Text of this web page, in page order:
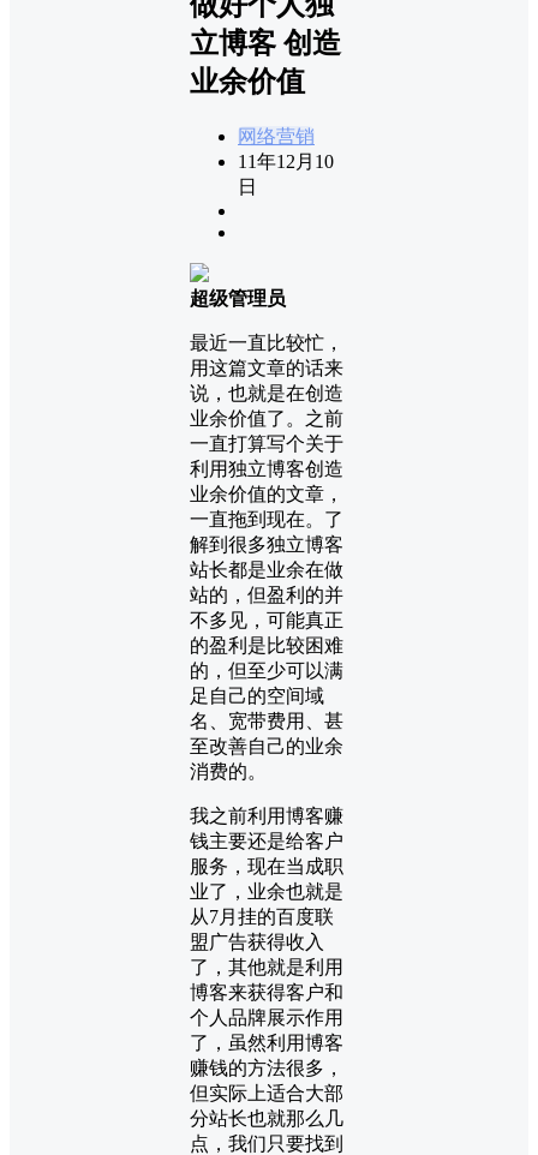
立博客 创造
业余价值
网络营销
11年12月10
日
超级管理员
最近一直比较忙，
用这篇文章的话来
说，也就是在创造
业余价值了。之前
一直打算写个关于
利用独立博客创造
业余价值的文章，
一直拖到现在。了
解到很多独立博客
站长都是业余在做
站的，但盈利的并
不多见，可能真正
的盈利是比较困难
的，但至少可以满
足自己的空间域
名、宽带费用、甚
至改善自己的业余
消费的。
我之前利用博客赚
钱主要还是给客户
服务，现在当成职
业了，业余也就是
从7月挂的百度联
盟广告获得收入
了，其他就是利用
博客来获得客户和
个人品牌展示作用
了，虽然利用博客
赚钱的方法很多，
但实际上适合大部
分站长也就那么几
点，我们只要找到